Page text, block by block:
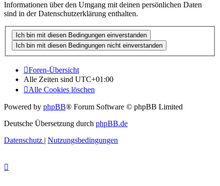
Informationen über den Umgang mit deinen persönlichen Daten
sind in der Datenschutzerklärung enthalten.
Foren-Übersicht
Alle Zeiten sind UTC+01:00
Alle Cookies löschen
Powered by phpBB® Forum Software © phpBB Limited
Deutsche Übersetzung durch phpBB.de
Datenschutz | Nutzungsbedingungen